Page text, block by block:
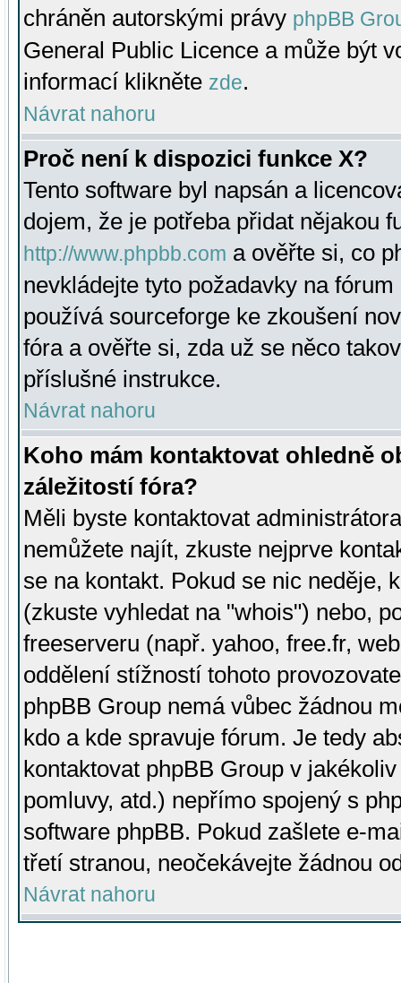
chráněn autorskými právy phpBB
General Public Licence a může být
informací klikněte zde.
Návrat nahoru
Proč není k dispozici funkce X?
Tento software byl napsán a
dojem, že je potřeba přidat nějakou
http://www.phpbb.com a ověřte si, co
nevkládejte tyto požadavky na
používá sourceforge ke zkoušení
fóra a ověřte si, zda už se něco
příslušné instrukce.
Návrat nahoru
Koho mám kontaktovat ohledně
záležitostí fóra?
Měli byste kontaktovat
nemůžete najít, zkuste nejprve
se na kontakt. Pokud se nic neděje,
(zkuste vyhledat na "whois") nebo,
freeserveru (např. yahoo, free.fr,
oddělení stížností tohoto
phpBB Group nemá vůbec žádnou
kdo a kde spravuje fórum. Je tedy
kontaktovat phpBB Group v
pomluvy, atd.) nepřímo spojený s
software phpBB. Pokud zašlete e-
třetí stranou, neočekávejte žádnou
Návrat nahoru